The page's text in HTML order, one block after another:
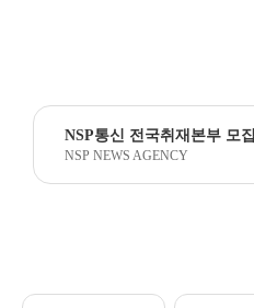
NSP통신 전국취재본부 모집
NSP NEWS AGENCY